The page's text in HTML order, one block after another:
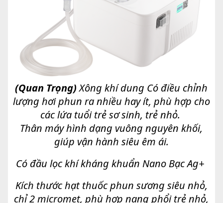
(Quan Trọng)Xông khí dung Có điều chỉnh
lượng hơi phun ra nhiều hay ít, phù hợp cho
các lứa tuổi trẻ sơ sinh, trẻ nhỏ.
Thân máy hình dạng vuông nguyên khối,
giúp vận hành siêu êm ái.
Có đầu lọc khí kháng khuẩn Nano Bạc Ag+
Kích thước hạt thuốc phun sương siêu nhỏ,
chỉ 2 micromet, phù hợp nang phổi trẻ nhỏ,